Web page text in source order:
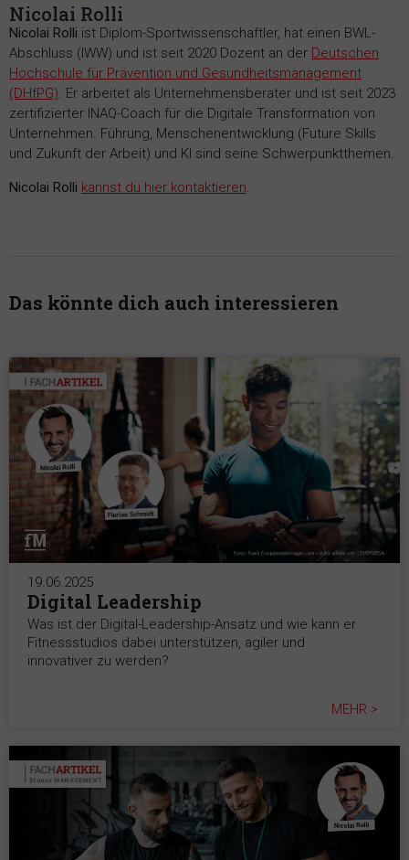
Nicolai Rolli
Nicolai Rolli ist Diplom-Sportwissenschaftler, hat einen BWL-
Abschluss (IWW) und ist seit 2020 Dozent an der Deutschen
Hochschule für Prävention und Gesundheitsmanagement
(DHfPG). Er arbeitet als Unternehmensberater und ist seit 2023
zertifizierter INAQ-Coach für die Digitale Transformation von
Unternehmen. Führung, Menschenentwicklung (Future Skills
und Zukunft der Arbeit) und KI sind seine Schwerpunktthemen.
Nicolai Rolli kannst du hier kontaktieren.
Das könnte dich auch interessieren
19.06.2025
Digital Leadership
Was ist der Digital-Leadership-Ansatz und wie kann er
Fitnessstudios dabei unterstützen, agiler und
innovativer zu werden?
MEHR >